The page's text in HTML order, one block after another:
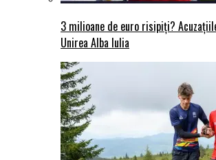
3 milioane de euro risipiți?
Unirea Alba Iulia